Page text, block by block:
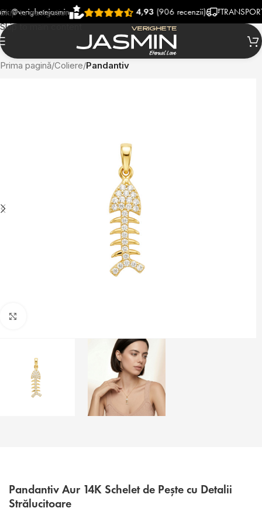
Skip to navigation
Skip to main content
4,93(906 recenzii) TRANSPORT
Prima pagină Coliere Pandantiv
Pandantiv Aur 14K Schelet de Pește cu Detalii
Strălucitoare